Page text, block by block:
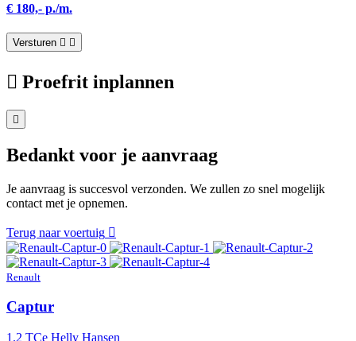
€ 180,- p./m.
Versturen
Proefrit inplannen
Bedankt voor je aanvraag
Je aanvraag is succesvol verzonden. We zullen zo snel mogelijk
contact met je opnemen.
Terug naar voertuig
Renault
Captur
1.2 TCe Helly Hansen